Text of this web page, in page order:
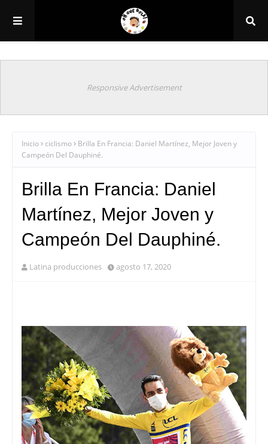
Responsive Advertisement
Inicio ciclismo
Brilla En Francia: Daniel Martínez, Mejor Joven y
Campeón Del Dauphiné.
Brilla En Francia: Daniel
Martínez, Mejor Joven y
Campeón Del Dauphiné.
Latina producciones agosto 17, 2020